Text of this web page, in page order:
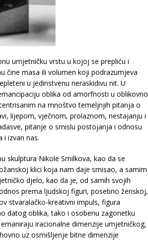
umjetničku vrstu u kojoj se prepliću i
čine masa ili volumen koji podrazumjeva
u jedinstvenu neraskidivu nit. U
oblika od amorfnosti u oblikovno
na mnoštvo temeljnjih pitanja o
lijepom, vječnom, prolaznom, nestajanju i
pitanje o smislu postojanja i odnosu
izvan nas.
skulptura Nikole Smilkova, kao da se
klici koja nam daje smisao, a samim
djelo, kao da je, od samih svojih
prema ljudskoj figuri, posebno ženskoj,
stvaralačko-kreativni impuls, figura
datog oblika, tako i osobenu zagonetku
iracionalne dimenzije umjetničkog,
uz osmišljenje bitne dimenzije